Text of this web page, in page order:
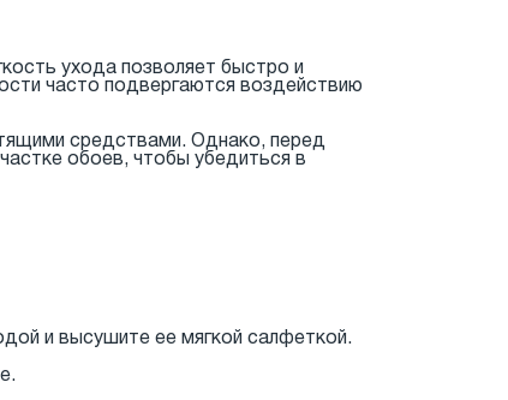
ухода позволяет быстро и
часто подвергаются воздействию
средствами. Однако, перед
обоев, чтобы убедиться в
и высушите ее мягкой салфеткой.